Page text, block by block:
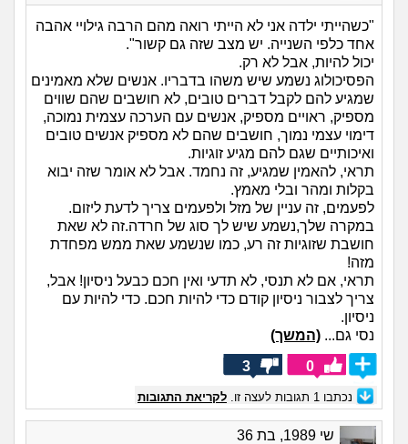
"כשהייתי ילדה אני לא הייתי רואה מהם הרבה גילויי אהבה
אחד כלפי השנייה. יש מצב שזה גם קשור".
יכול להיות, אבל לא רק.
הפסיכולוג נשמע שיש משהו בדבריו. אנשים שלא מאמינים
שמגיע להם לקבל דברים טובים, לא חושבים שהם שווים
מספיק, ראויים מספיק, אנשים עם הערכה עצמית נמוכה,
דימוי עצמי נמוך, חושבים שהם לא מספיק אנשים טובים
ואיכותיים שגם להם מגיע זוגיות.
תראי, להאמין שמגיע, זה נחמד. אבל לא אומר שזה יבוא
בקלות ומהר ובלי מאמץ.
לפעמים, זה עניין של מזל ולפעמים צריך לדעת ליזום.
במקרה שלך,נשמע שיש לך סוג של חרדה.זה לא שאת
חושבת שזוגיות זה רע, כמו שנשמע שאת ממש מפחדת
מזה!
תראי, אם לא תנסי, לא תדעי ואין חכם כבעל ניסיון! אבל,
צריך לצבור ניסיון קודם כדי להיות חכם. כדי להיות עם
ניסיון.
נסי גם... (המשך)
0
3
נכתבו 1 תגובות לעצה זו. לקריאת התגובות
שי 1989, בת 36